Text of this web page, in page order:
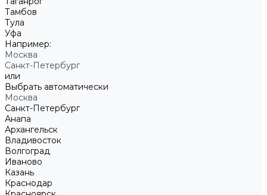
Тамбов
Тула
Уфа
Например:
Москва
Санкт-Петербург
или
Выбрать автоматически
Москва
Санкт-Петербург
Анапа
Архангельск
Владивосток
Волгоград
Иваново
Казань
Краснодар